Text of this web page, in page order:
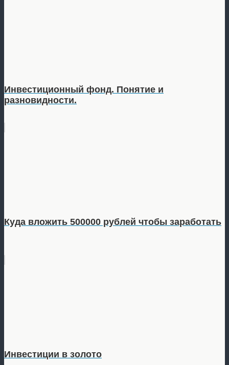
Инвестиционный фонд. Понятие и
разновидности.
Куда вложить 500000 рублей чтобы заработать
Инвестиции в золото